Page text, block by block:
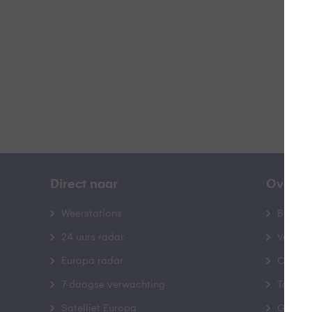
Direct naar
Weerstations
24 uurs radar
Europa radar
7-daagse verwachting
Satelliet Europa
Over
Contact